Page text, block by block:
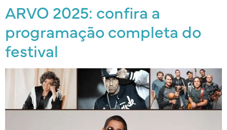
ARVO 2025: confira a
programação completa do
festival